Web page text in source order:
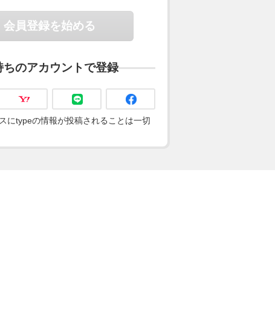
会員登録を始める
ちのアカウントで登録
にtypeの情報が投稿されることは一切